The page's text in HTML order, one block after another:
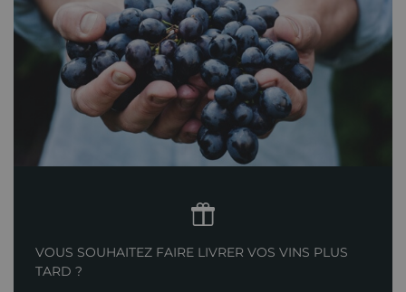
VOUS SOUHAITEZ FAIRE LIVRER VOS VINS PLUS
TARD ?